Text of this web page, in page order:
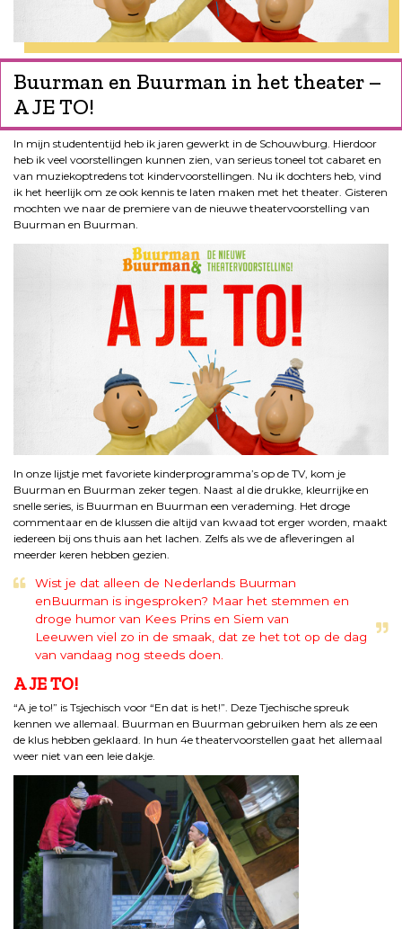
Buurman en Buurman in het theater –
A JE TO!
In mijn studententijd heb ik jaren gewerkt in de Schouwburg. Hierdoor
heb ik veel voorstellingen kunnen zien, van serieus toneel tot cabaret en
van muziekoptredens tot kindervoorstellingen. Nu ik dochters heb, vind
ik het heerlijk om ze ook kennis te laten maken met het theater. Gisteren
mochten we naar de premiere van de nieuwe theatervoorstelling van
Buurman en Buurman.
In onze lijstje met favoriete kinderprogramma’s op de TV, kom je
Buurman en Buurman zeker tegen. Naast al die drukke, kleurrijke en
snelle series, is Buurman en Buurman een verademing. Het droge
commentaar en de klussen die altijd van kwaad tot erger worden, maakt
iedereen bij ons thuis aan het lachen. Zelfs als we de afleveringen al
meerder keren hebben gezien.
Wist je dat alleen de Nederlands Buurman
enBuurman is ingesproken? Maar het stemmen en
droge humor van Kees Prins en Siem van
Leeuwen viel zo in de smaak, dat ze het tot op de dag
van vandaag nog steeds doen.
A JE TO!
“A je to!” is Tsjechisch voor “En dat is het!”. Deze Tjechische spreuk
kennen we allemaal. Buurman en Buurman gebruiken hem als ze een
de klus hebben geklaard. In hun 4e theatervoorstellen gaat het allemaal
weer niet van een leie dakje.